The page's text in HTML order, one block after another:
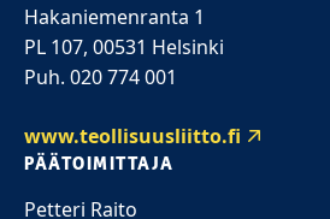
Hakaniemenranta 1
PL 107, 00531 Helsinki
Puh. 020 774 001
www.teollisuusliitto.fi
PÄÄTOIMITTAJA
Petteri Raito